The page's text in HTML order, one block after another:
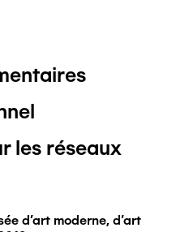
les réseaux
d'art moderne, d'art